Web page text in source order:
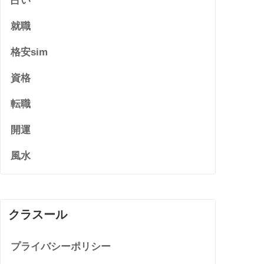
就職
格安sim
資格
転職
開運
風水
クラスール
プライバシーポリシー